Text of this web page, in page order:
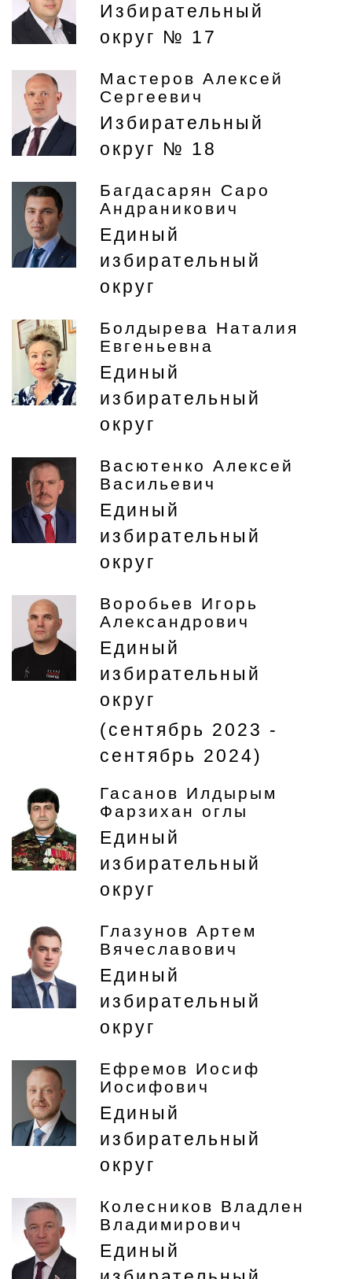
Избирательный
округ № 17
Мастеров Алексей
Сергеевич
Избирательный
округ № 18
Багдасарян Саро
Андраникович
Единый
избирательный
округ
Болдырева Наталия
Евгеньевна
Единый
избирательный
округ
Васютенко Алексей
Васильевич
Единый
избирательный
округ
Воробьев Игорь
Александрович
Единый
избирательный
округ
(сентябрь 2023 -
сентябрь 2024)
Гасанов Илдырым
Фарзихан оглы
Единый
избирательный
округ
Глазунов Артем
Вячеславович
Единый
избирательный
округ
Ефремов Иосиф
Иосифович
Единый
избирательный
округ
Колесников Владлен
Владимирович
Единый